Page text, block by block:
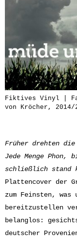
Fiktives Vinyl |
von Kröcher, 2014/
Früher drehten
Jede Menge Phon,
schließlich stand
Plattencover der
zum Feinsten,
bereitzustellen
belanglos:
deutscher